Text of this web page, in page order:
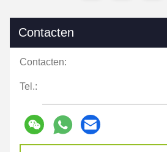
Contacten
Contacten:
Tel.: